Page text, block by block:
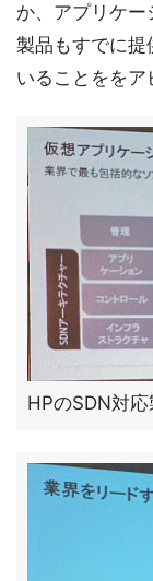
か、アプリケ
製品もすでに提
いることををア
HPのSDN対応